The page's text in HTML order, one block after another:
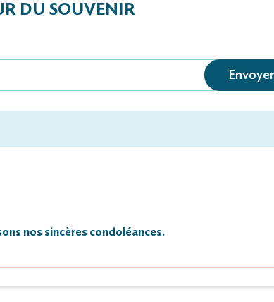
DU SOUVENIR
Envoyer
nos sincères condoléances.